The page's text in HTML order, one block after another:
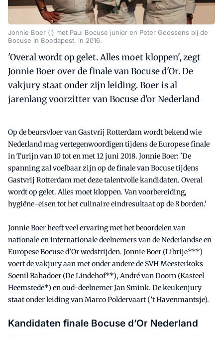
Jonnie Boer (l) met Paul Bocuse junior en Peter Goossens bij de
Bocuse in Boedapest. in 2016.
'Overal wordt op gelet. Alles moet kloppen', zegt
Jonnie Boer over de finale van Bocuse d'Or. De
vakjury staat onder zijn leiding. Boer is al
jarenlang voorzitter van Bocuse d'or Nederland
Op de beursvloer van Gastvrij Rotterdam wordt bekend wie
Nederland mag vertegenwoordigen tijdens de Europese finale
in Turijn van 10 tot en met 12 juni 2018. Jonnie Boer: 'De
spanning zal voelbaar zijn op de finale van Bocuse tijdens
Gastvrij Rotterdam met deze talentvolle kandidaten. Overal
wordt op gelet. Alles moet kloppen. Van voorbereiding,
hygiëne-eisen tot het culinaire eindresultaat op de 8 borden.'
Jonnie Boer heeft veel ervaring met het beoordelen van
nationale en internationale deelnemers van de Nederlandse en
Europese Bocuse d’Or wedstrijden. Jonnie Boer (Librije***)
voert de vakjury aan met onder andere de SVH Meesterkoks
Soenil Bahadoer (De Lindehof**), André van Doorn (Kasteel
Heemstede*) en oud-deelnemer Jan Smink. De keukenjury
staat onder leiding van Marco Poldervaart (’t Havenmantsje).
Kandidaten finale Bocuse d’Or Nederland